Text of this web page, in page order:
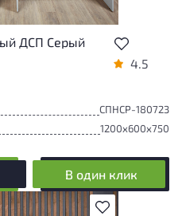
ДСП Серый
4.5
СПНСР-180723
1200x600x750
В один клик
В избранное